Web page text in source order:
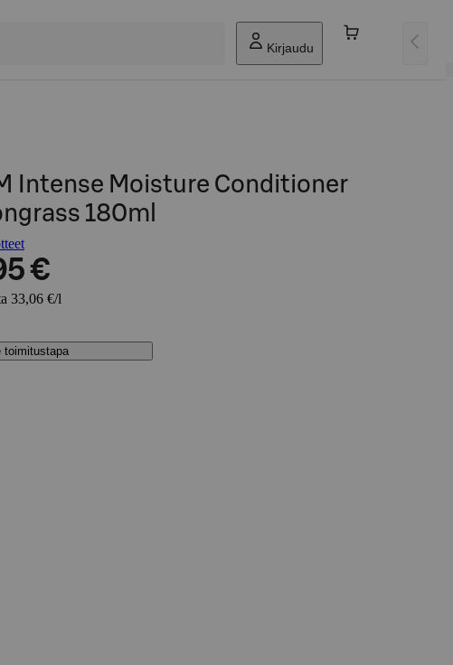
Kirjaudu
Intense Moisture Conditioner
180ml
€
33,06 €/l
toimitustapa